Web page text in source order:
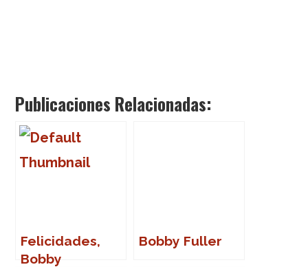
Publicaciones Relacionadas:
Felicidades,
Bobby
Bobby Fuller